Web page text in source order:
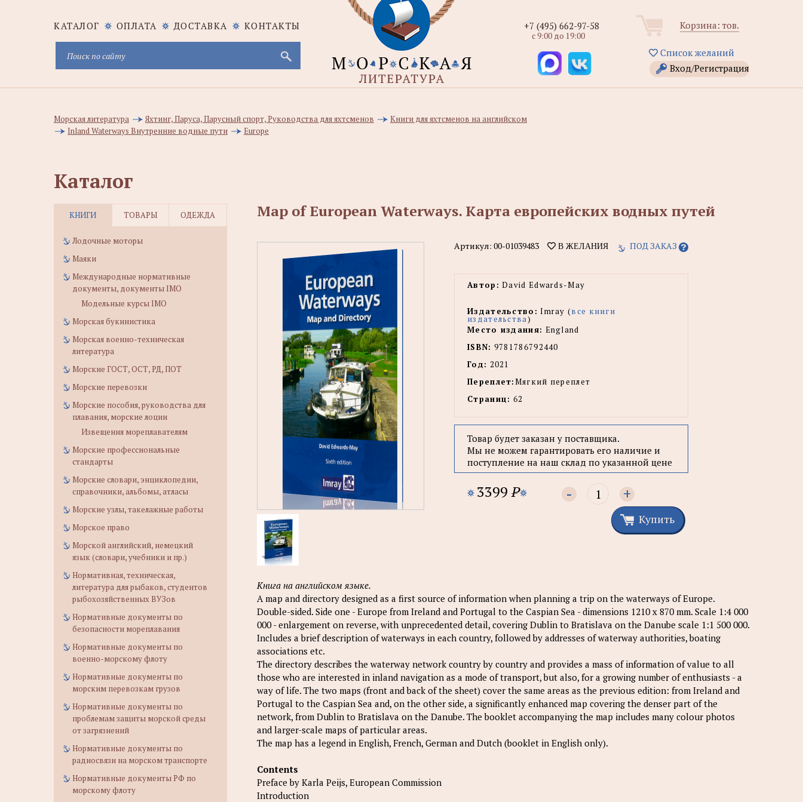
КАТАЛОГ ОПЛАТА ДОСТАВКА КОНТАКТЫ Корзина: тов.
Список желаний
Вход/Регистрация
+7 (495) 662-97-58
с 9:00 до 19:00
Морская литература Яхтинг, Паруса, Парусный спорт, Руководства для яхтсменов
Книги для яхтсменов на английском
Inland Waterways Внутренние водные пути
Europe
Каталог
КНИГИ ТОВАРЫ ОДЕЖДА
Лодочные моторы
Маяки
Международные нормативные
документы, документы IMO
Модельные курсы IMO
Морская букинистика
Морская военно-техническая
литература
Морские ГОСТ, ОСТ, РД, ПОТ
Морские перевозки
Морские пособия, руководства для
плавания, морские лоции
Извещения мореплавателям
Морские профессиональные
стандарты
Морские словари, энциклопедии,
справочники, альбомы, атласы
Морские узлы, такелажные работы
Морское право
Морской английский, немецкий
язык (словари, учебники и пр.)
Нормативная, техническая,
литература для рыбаков, студентов
рыбохозяйственных ВУЗов
Нормативные документы по
безопасности мореплавания
Нормативные документы по
военно-морскому флоту
Нормативные документы по
морским перевозкам грузов
Нормативные документы по
проблемам защиты морской среды
от загрязнений
Нормативные документы по
радиосвязи на морском транспорте
Нормативные документы РФ по
морскому флоту
Map of European Waterways. Карта европейских водных путей
Артикул: 00-01039483 В ЖЕЛАНИЯ ПОД ЗАКАЗ
Автор: David Edwards-May
Издательство: Imray (все книги
издательства)
Место издания: England
ISBN: 9781786792440
Год: 2021
Переплет:Мягкий переплет
Страниц: 62
Товар будет заказан у поставщика.
Мы не можем гарантировать его наличие и
поступление на наш склад по указанной цене
3399 P - +
Купить
Книга на английском языке.
A map and directory designed as a first source of information when planning a trip on the waterways of Europe.
Double-sided. Side one - Europe from Ireland and Portugal to the Caspian Sea - dimensions 1210 x 870 mm. Scale 1:4 000
000 - enlargement on reverse, with unprecedented detail, covering Dublin to Bratislava on the Danube scale 1:1 500 000.
Includes a brief description of waterways in each country, followed by addresses of waterway authorities, boating
associations etc.
The directory describes the waterway network country by country and provides a mass of information of value to all
those who are interested in inland navigation as a mode of transport, but also, for a growing number of enthusiasts - a
way of life. The two maps (front and back of the sheet) cover the same areas as the previous edition: from Ireland and
Portugal to the Caspian Sea and, on the other side, a significantly enhanced map covering the denser part of the
network, from Dublin to Bratislava on the Danube. The booklet accompanying the map includes many colour photos
and larger-scale maps of particular areas.
The map has a legend in English, French, German and Dutch (booklet in English only).
Contents
Preface by Karla Peijs, European Commission
Introduction